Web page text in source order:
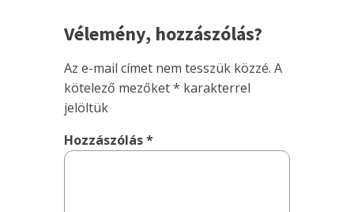
Vélemény, hozzászólás?
Az e-mail címet nem tesszük közzé. A
kötelező mezőket* karakterrel
jelöltük
Hozzászólás*